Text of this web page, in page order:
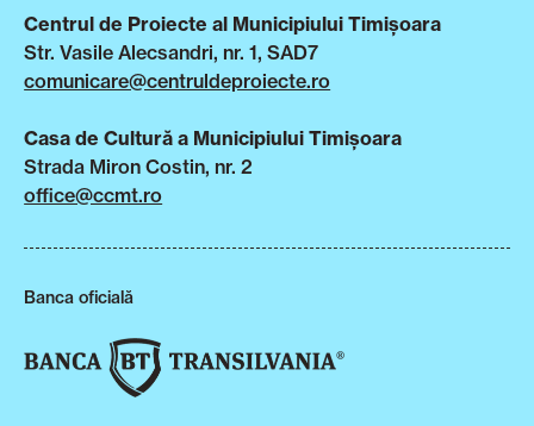
Centrul de Proiecte al Municipiului Timișoara
Str. Vasile Alecsandri, nr. 1, SAD7
comunicare@centruldeproiecte.ro
Casa de Cultură a Municipiului Timișoara
Strada Miron Costin, nr. 2
office@ccmt.ro
Banca oficială